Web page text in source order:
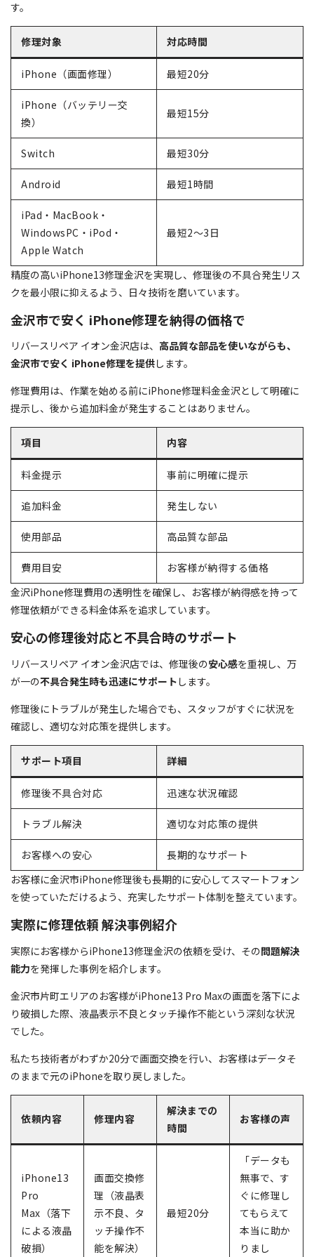
す。
修理対象 対応時間
iPhone（画面修理） 最短20分
iPhone（バッテリー交
換）
最短15分
Switch 最短30分
Android 最短1時間
iPad・MacBook・
WindowsPC・iPod・
Apple Watch
最短2〜3日
精度の高いiPhone13修理金沢を実現し、修理後の不具合発生リス
クを最小限に抑えるよう、日々技術を磨いています。
金沢市で安く iPhone修理を納得の価格で
リバースリペア イオン金沢店は、 高品質な部品を使いながらも、
金沢市で安く iPhone修理を提供します。
修理費用は、作業を始める前にiPhone修理料金金沢として明確に
提示し、後から追加料金が発生することはありません。
項目 内容
料金提示 事前に明確に提示
追加料金 発生しない
使用部品 高品質な部品
費用目安
お客様が納得する価格
金沢iPhone修理費用の透明性を確保し、お客様が納得感を持って
修理依頼ができる料金体系を追求しています。
安心の修理後対応と不具合時のサポート
リバースリペア イオン金沢店では、修理後の安心感を重視し、万
が一の不具合発生時も迅速にサポート します。
修理後にトラブルが発生した場合でも、スタッフがすぐに状況を
確認し、適切な対応策を提供します。
サポート項目 詳細
修理後不具合対応 迅速な状況確認
トラブル解決 適切な対応策の提供
お客様への安心
長期的なサポート
お客様に金沢市iPhone修理後も長期的に安心してスマートフォン
を使っていただけるよう、充実したサポート体制を整えています。
実際に修理依頼 解決事例紹介
実際にお客様からiPhone13修理金沢の依頼を受け、その問題解決
能力を発揮した事例を紹介します。
金沢市片町エリアのお客様がiPhone13 Pro Maxの画面を落下によ
り破損した際、液晶表示不良とタッチ操作不能という深刻な状況
でした。
私たち技術者がわずか20分で画面交換を行い、お客様はデータそ
のままで元のiPhoneを取り戻しました。
依頼内容 修理内容
解決までの
時間
お客様の声
iPhone13
Pro
Max（落下
による液晶
破損）
画面交換修
理（液晶表
示不良、タ
ッチ操作不
能を解決）
最短20分
「データも
無事で、す
ぐに修理し
てもらえて
本当に助か
りまし